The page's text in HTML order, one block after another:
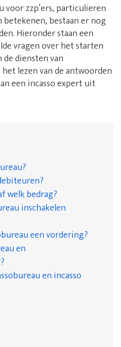
voor zzp’ers, particulieren
bestaan er nog
Hieronder staan een
vragen over het starten
de diensten van
lezen van de antwoorden
een incasso expert uit
welk bedrag?
inschakelen
een vordering?
en
en incasso